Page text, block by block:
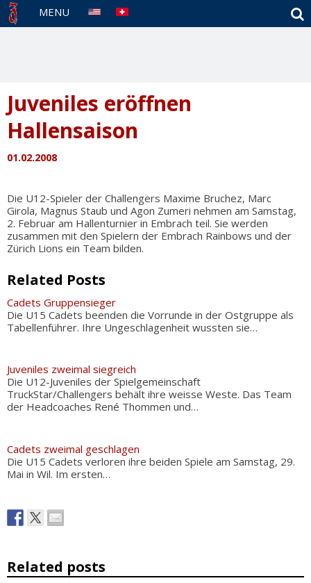
MENU
Juveniles eröffnen
Hallensaison
01.02.2008
Die U12-Spieler der Challengers Maxime Bruchez, Marc
Girola, Magnus Staub und Agon Zumeri nehmen am Samstag,
2. Februar am Hallenturnier in Embrach teil. Sie werden
zusammen mit den Spielern der Embrach Rainbows und der
Zürich Lions ein Team bilden.
Related Posts
Cadets Gruppensieger
Die U15 Cadets beenden die Vorrunde in der Ostgruppe als
Tabellenführer. Ihre Ungeschlagenheit wussten sie…
Juveniles zweimal siegreich
Die U12-Juveniles der Spielgemeinschaft
TruckStar/Challengers behält ihre weisse Weste. Das Team
der Headcoaches René Thommen und…
Cadets zweimal geschlagen
Die U15 Cadets verloren ihre beiden Spiele am Samstag, 29.
Mai in Wil. Im ersten…
Related posts